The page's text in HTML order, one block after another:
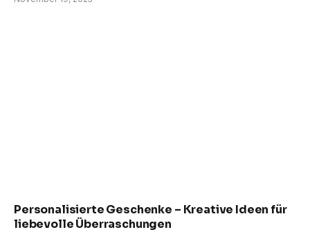
Personalisierte Geschenke – Kreative Ideen für
liebevolle Überraschungen